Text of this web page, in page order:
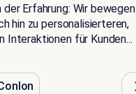
Erfahrung: Wir bewegen
hin zu personalisierteren,
Interaktionen für Kunden...